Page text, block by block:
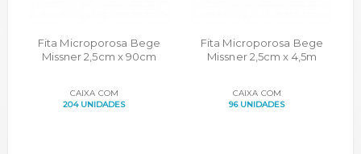
Fita Microporosa Bege
Missner 2,5cm x 90cm
CAIXA COM
204 UNIDADES
Fita Microporosa Bege
Missner 2,5cm x 4,5m
CAIXA COM
96 UNIDADES